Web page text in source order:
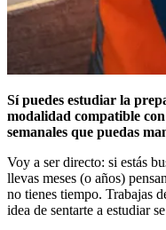
Sí puedes estudiar la
modalidad compatible
semanales que puedas
Voy a ser directo: si estás
llevas meses (o años)
no tienes tiempo. Trabajas
idea de sentarte a estudiar